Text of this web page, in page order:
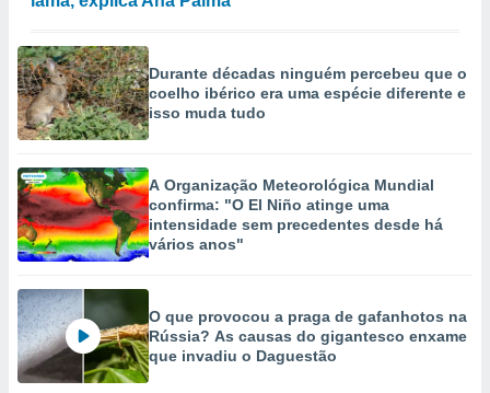
Durante décadas ninguém percebeu que o
coelho ibérico era uma espécie diferente e
isso muda tudo
A Organização Meteorológica Mundial
confirma: "O El Niño atinge uma
intensidade sem precedentes desde há
vários anos"
O que provocou a praga de gafanhotos na
Rússia? As causas do gigantesco enxame
que invadiu o Daguestão